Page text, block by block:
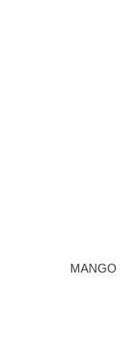
MANGO